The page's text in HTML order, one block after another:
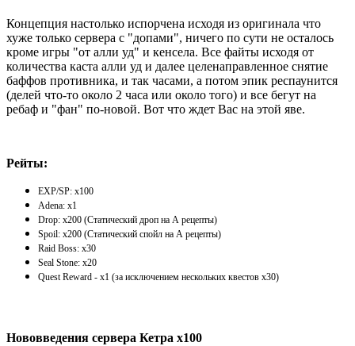
Концепция настолько испорчена исходя из оригинала что
хуже только сервера с "допами", ничего по сути не осталось
кроме игры "от алли уд" и кенсела. Все файты исходя от
количества каста алли уд и далее целенаправленное снятие
баффов противника, и так часами, а потом эпик респаунится
(делей что-то около 2 часа или около того) и все бегут на
ребаф и "фан" по-новой. Вот что ждет Вас на этой яве.
Рейты:
EXP/SP: x100
Adena: x1
Drop: x200 (Статический дроп на А рецепты)
Spoil: x200 (Статический спойл на А рецепты)
Raid Boss: x30
Seal Stone: x20
Quest Reward - x1 (за исключением нескольких квестов х30)
Нововведения сервера Кетра х100